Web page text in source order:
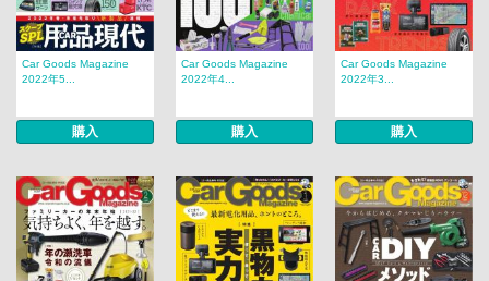
Car Goods Magazine
2022年5...
購入
Car Goods Magazine
2022年4...
購入
Car Goods Magazine
2022年3...
購入